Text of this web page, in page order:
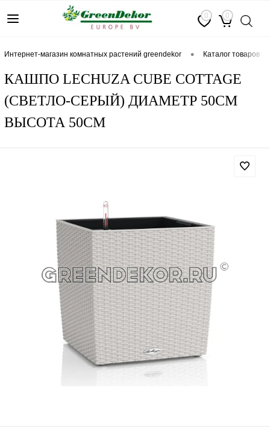
0 0
интернет-магазин комнатных растений greendekor • каталог товаров
КАШПО LECHUZA CUBE COTTAGE
(СВЕТЛО-СЕРЫЙ) ДИАМЕТР 50СМ
ВЫСОТА 50СМ